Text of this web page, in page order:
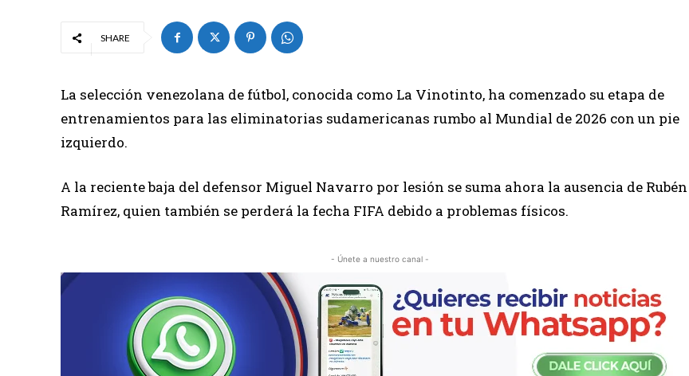
SHARE
La selección venezolana de fútbol, conocida como La Vinotinto, ha comenzado su etapa de
entrenamientos para las eliminatorias sudamericanas rumbo al Mundial de 2026 con un pie
izquierdo.
A la reciente baja del defensor Miguel Navarro por lesión se suma ahora la ausencia de Rubén
Ramírez, quien también se perderá la fecha FIFA debido a problemas físicos.
- Únete a nuestro canal -